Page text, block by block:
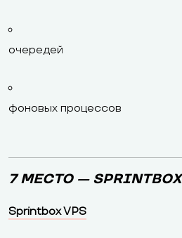
очередей
фоновых процессов
7 МЕСТО — SPRINTBOX
Sprintbox VPS